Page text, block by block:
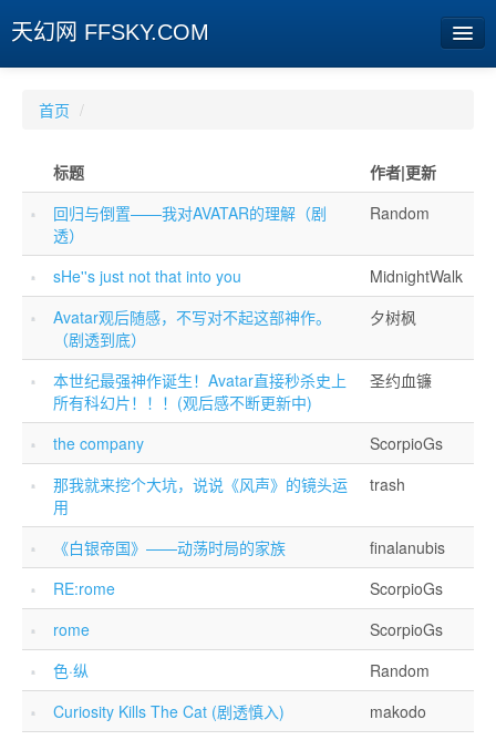
天幻网 FFSKY.COM
周边
娱乐
专题
相册
旧版临时
[登陆] [注册]
首页 /
标题
作者|更新
回归与倒置——我对AVATAR的理解（剧
透）
Random
sHe''s just not that into you
MidnightWalk
Avatar观后随感，不写对不起这部神作。
（剧透到底）
夕树枫
本世纪最强神作诞生！Avatar直接秒杀史上
所有科幻片！！！(观后感不断更新中)
圣约血镰
the company
ScorpioGs
那我就来挖个大坑，说说《风声》的镜头运
用
trash
《白银帝国》——动荡时局的家族
finalanubis
RE:rome
ScorpioGs
rome
ScorpioGs
色·纵
Random
Curiosity Kills The Cat (剧透慎入)
makodo